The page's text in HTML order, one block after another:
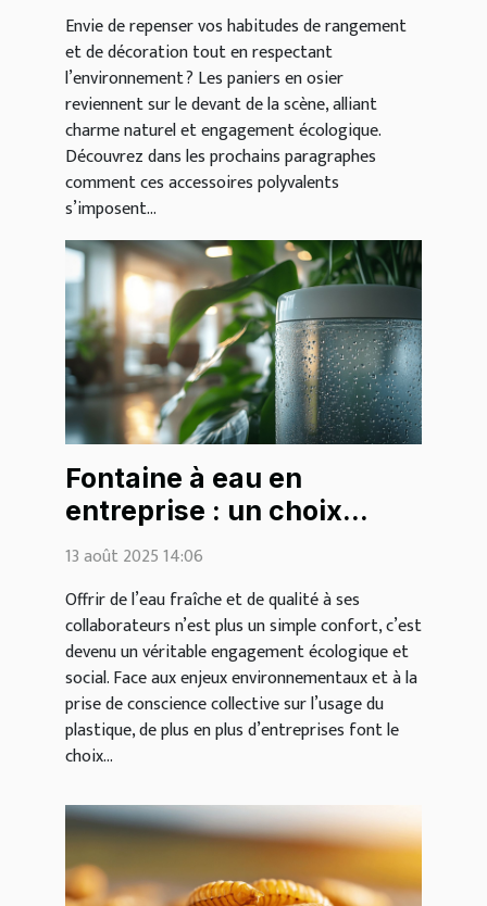
Envie de repenser vos habitudes de rangement
et de décoration tout en respectant
l’environnement ? Les paniers en osier
reviennent sur le devant de la scène, alliant
charme naturel et engagement écologique.
Découvrez dans les prochains paragraphes
comment ces accessoires polyvalents
s’imposent...
Fontaine à eau en
entreprise : un choix
écologique et bénéfique
13 août 2025 14:06
Offrir de l’eau fraîche et de qualité à ses
collaborateurs n’est plus un simple confort, c’est
devenu un véritable engagement écologique et
social. Face aux enjeux environnementaux et à la
prise de conscience collective sur l’usage du
plastique, de plus en plus d’entreprises font le
choix...